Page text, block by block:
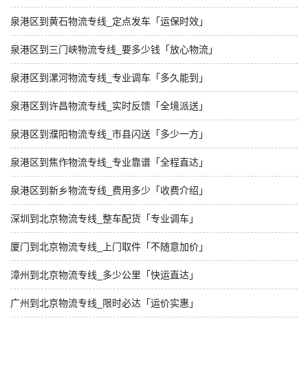
泉港区到黄石物流专线_定点发车「运保时效」
泉港区到三门峡物流专线_要多少钱「放心物流」
泉港区到漯河物流专线_专业调车「多久能到」
泉港区到许昌物流专线_实时反馈「全境派送」
泉港区到濮阳物流专线_市县闪送「多少一方」
泉港区到焦作物流专线_专业靠谱「全程直达」
泉港区到新乡物流专线_费用多少「收费介绍」
深圳到北京物流专线_整车配货「专业调车」
厦门到北京物流专线_上门取件「不随意加价」
漳州到北京物流专线_多少公里「快运直达」
广州到北京物流专线_限时必达「运价实惠」